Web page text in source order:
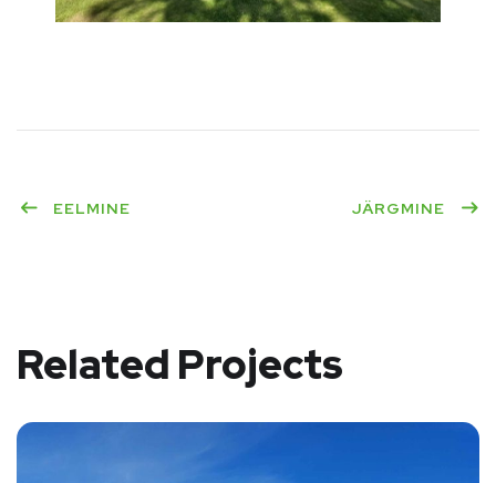
EELMINE JÄRGMINE
Related Projects